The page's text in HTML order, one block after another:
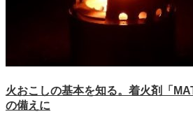
火おこしの基本を知る。着火剤「
の備えに